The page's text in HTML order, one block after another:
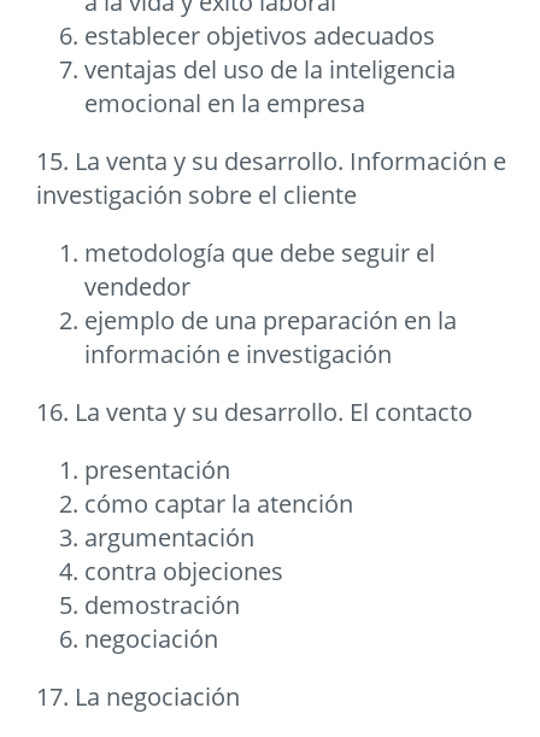
establecer objetivos adecuados
ventajas del uso de la inteligencia
emocional en la empresa
15. La venta y su desarrollo. Información e
investigación sobre el cliente
metodología que debe seguir el
vendedor
ejemplo de una preparación en la
información e investigación
16. La venta y su desarrollo. El contacto
presentación
cómo captar la atención
argumentación
contra objeciones
demostración
negociación
17. La negociación